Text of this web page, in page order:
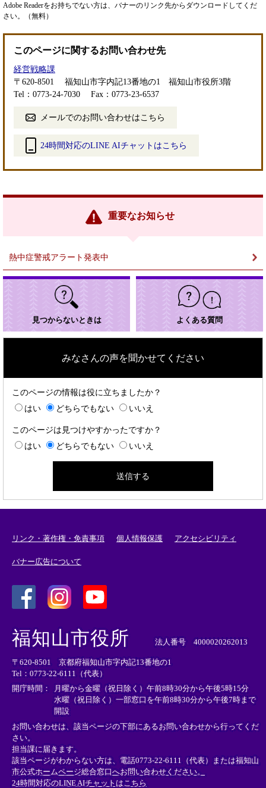
Adobe Readerをお持ちでない方は、バナーのリンク先からダウンロードしてくだ
さい。（無料）
このページに関するお問い合わせ先
経営戦略課
〒620-8501
福知山市字内記13番地の1 福知山市役所3階
Tel：0773-24-7030
Fax：0773-23-6537
メールでのお問い合わせはこちら
24時間対応のLINE AIチャットはこちら
リ
重要なお知らせ
熱中症警戒アラート発表中
見つからないときは よくある質問
みなさんの声を聞かせてください
このページの情報は役に立ちましたか？
はい
どちらでもない いいえ
このページは見つけやすかったですか？
はい
どちらでもない いいえ
リンク・著作権・免責事項 個人情報保護 アクセシビリティ
バナー広告について
外
部
リ
ン
ク
＞
外
リ
ン
ク
＞
外
部
ン
ク
＞
福知山市役所 法人番号 4000020262013
〒620-8501 京都府福知山市字内記13番地の1
Tel：0773-22-6111（代表）
開庁時間：
月曜から金曜（祝日除く）午前8時30分から午後5時15分
水曜（祝日除く）一部窓口を午前8時30分から午後7時まで
開設
お問い合わせは、該当ページの下部にあるお問い合わせから行ってくだ
さい。
担当課に届きます。
該当ページがわからない方は、電話0773-22-6111（代表）または福知山
市公式ホームページ総合窓口へお問い合わせください。
24時間対応のLINE AIチャットはこちら